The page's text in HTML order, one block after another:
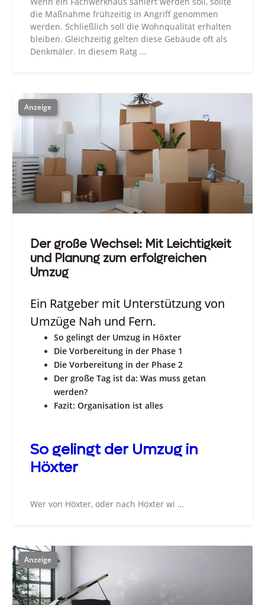
die Maßnahme frühzeitig in Angriff genommen
werden. Schließlich soll die Wohnqualität erhalten
bleiben. Gleichzeitig gelten diese Gebäude oft als
Denkmäler. In diesem Ratg …
Der große Wechsel: Mit Leichtigkeit
und Planung zum erfolgreichen
Umzug
Ein Ratgeber mit Unterstützung von
Umzüge Nah und Fern.
So gelingt der Umzug in Höxter
Die Vorbereitung in der Phase 1
Die Vorbereitung in der Phase 2
Der große Tag ist da: Was muss getan
werden?
Fazit: Organisation ist alles
So gelingt der Umzug in
Höxter
Wer von Höxter, oder nach Höxter wi …